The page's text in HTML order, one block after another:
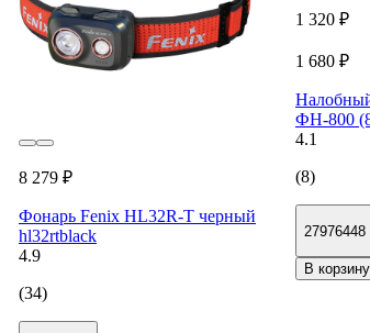
8 279 ₽
Фонарь Fenix HL32R-T черный
hl32rtblack
4.9
(34)
1 320 ₽
1 680 ₽
ФН-800
4.1
(8)
27976448
В корзину